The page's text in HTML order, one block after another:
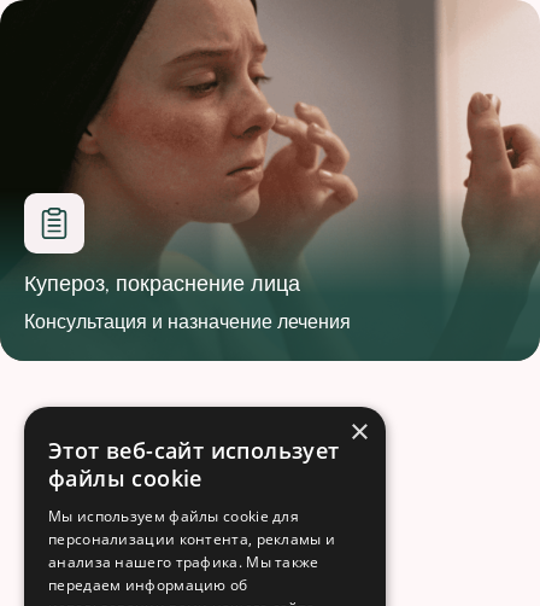
Купероз, покраснение лица
Консультация и назначение лечения
×
Этот веб-сайт использует
файлы cookie
Мы используем файлы cookie для
персонализации контента, рекламы и
анализа нашего трафика. Мы также
передаем информацию об